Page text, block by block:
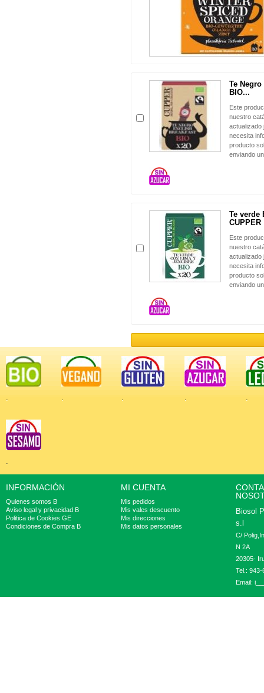
Te
BIO...
Este
nuestro
actualizado
necesita
producto
enviando
Te verde
CUPPER
Este
nuestro
actualizado
necesita
producto
enviando
INFORMACIÓN
Quienes somos B
Aviso legal y privacidad B
Politica de Cookies GE
Condiciones de Compra B
MI CUENTA
Mis pedidos
Mis vales descuento
Mis direcciones
Mis datos personales
Biosol
s.l
C/
N 2A
20305-
Tel.: 943-
Email: